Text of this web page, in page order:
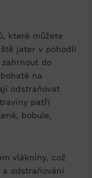
které můžete
jater v pohodlí⁣
do
na
odstraňovat‍
patří
bobule,
vlákniny, ⁢což
odstraňování